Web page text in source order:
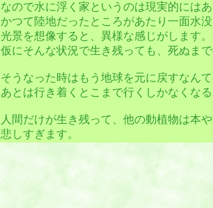
なので水に浮く家というのは現実的には
かつて陸地だったところがあたり一面水
光景を想像すると、異様な感じがします。
仮にそんな状況で生き残っても、死ぬま
そうなった時はもう地球を元に戻すなん
あとは行き着くとこまで行くしかなくな
人間だけが生き残って、他の動植物は本
悲しすぎます。